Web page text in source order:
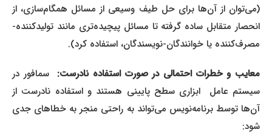
(می‌توان از آن‌ها برای حل طیف وسیعی از مسائل همگام‌سازی، از
انحصار متقابل ساده گرفته تا مسائل پیچیده‌تری مانند تولیدکننده-
مصرف‌کننده یا خوانندگان-نویسندگان، استفاده کرد).
معایب و خطرات احتمالی در صورت استفاده نادرست:سمافور در
سیستم عامل ابزاری سطح پایینی هستند و استفاده نادرست از
آن‌ها توسط برنامه‌نویس می‌تواند به راحتی منجر به خطاهای جدی
شود: